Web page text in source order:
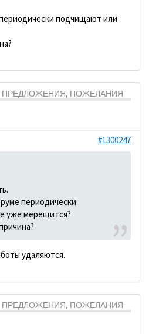
подчищают или
ПРЕДЛОЖЕНИЯ, ПОЖЕЛАНИЯ
#1300247
периодически
уже мерещится?
удаляются.
ПРЕДЛОЖЕНИЯ, ПОЖЕЛАНИЯ